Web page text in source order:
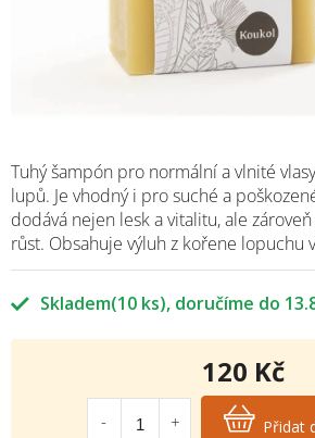
Skladem(10 ks)
Tuhý šampón pro normální a vlnité
lupů. Je vhodný i pro suché a
dodává nejen lesk a vitalitu, ale
růst. Obsahuje výluh z kořene lopuchu
120 Kč
Měrná
cena:
Přidat